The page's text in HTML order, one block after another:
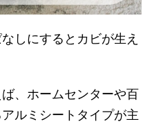
しにするとカビが生え
、ホームセンターや百
ルミシートタイプが主